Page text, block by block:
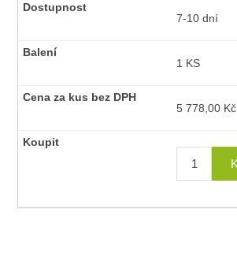
7-10 dní
1 KS
5 778,00 Kč